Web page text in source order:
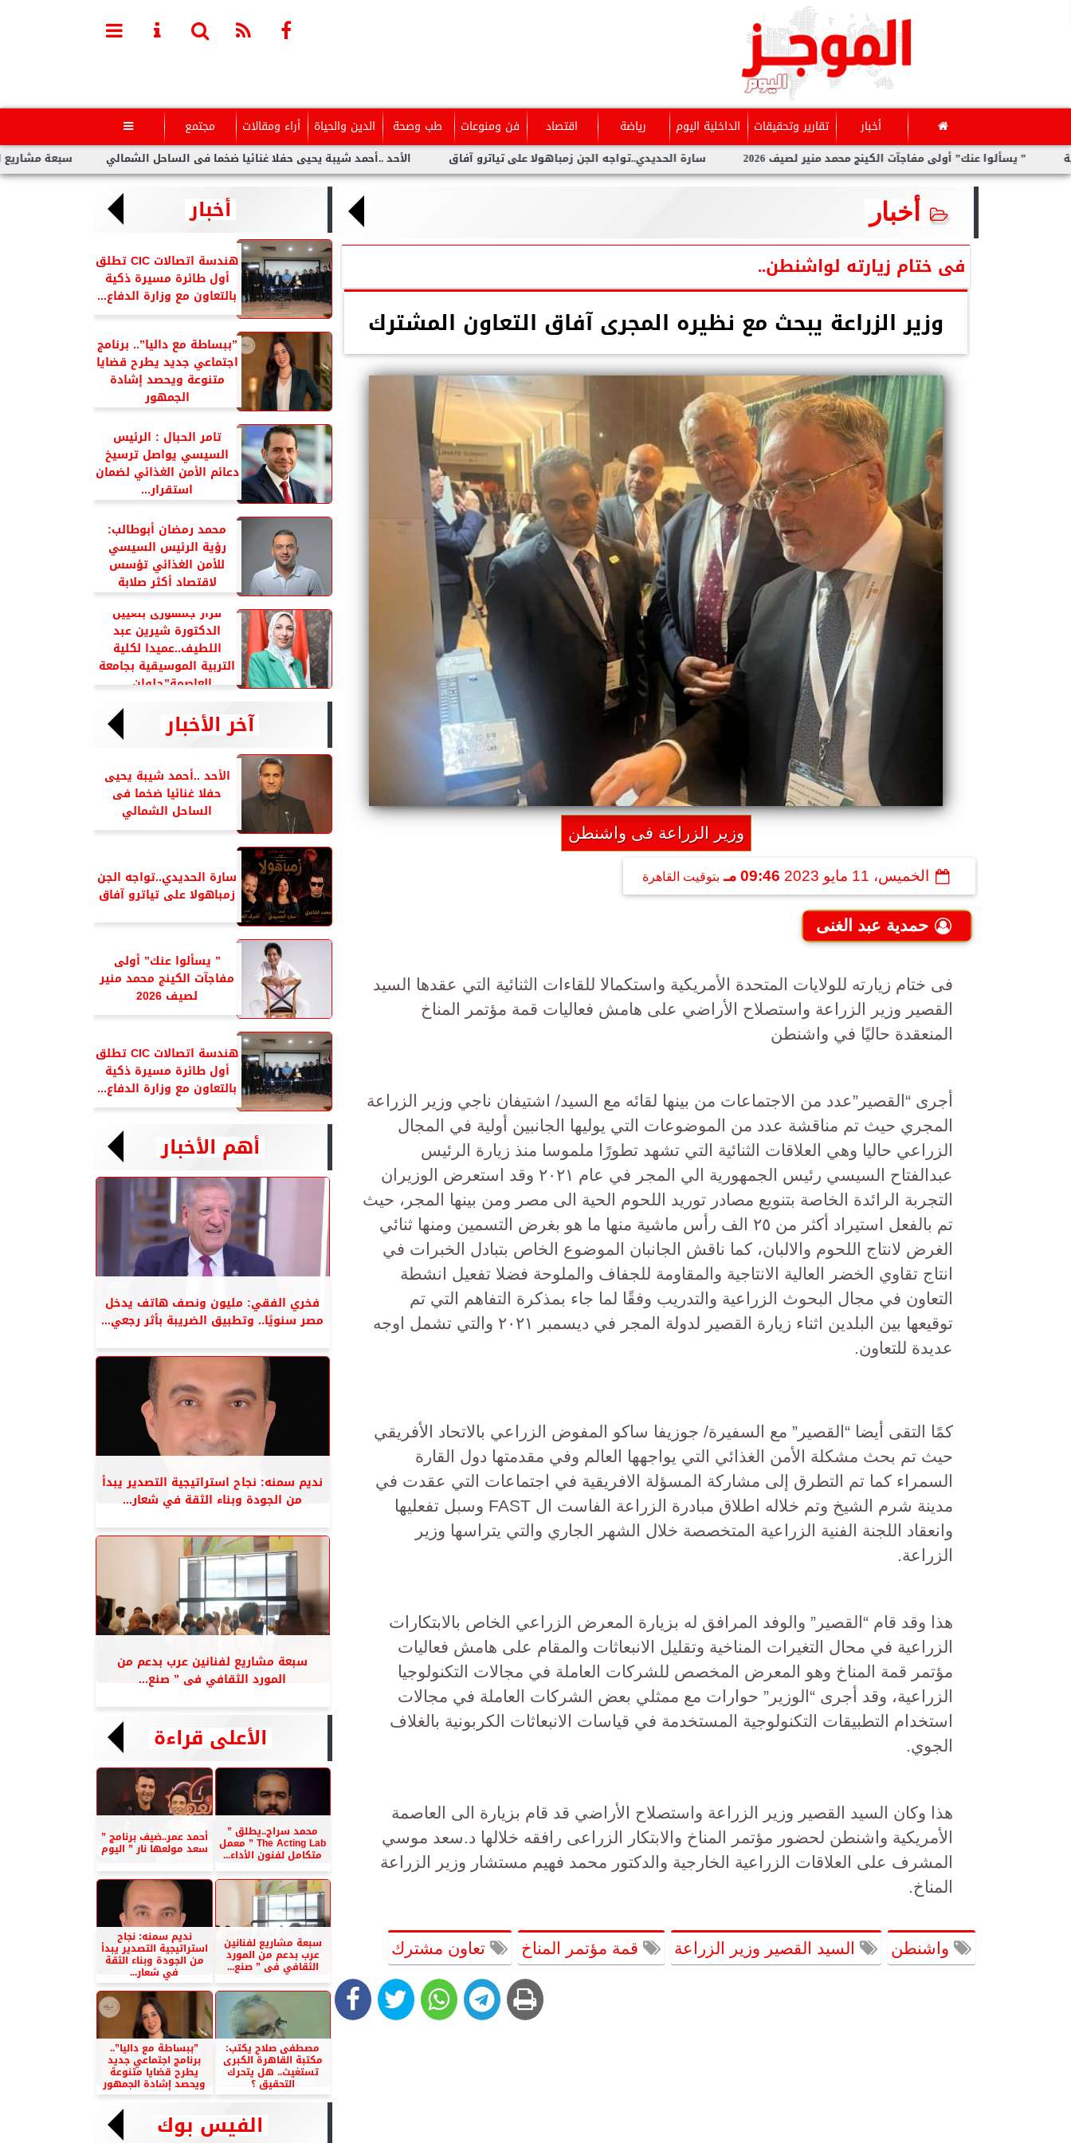
أخبار تقارير وتحقيقات الداخلية اليوم رياضة اقتصاد فن ومنوعات طب وصحة الدين والحياة أراء ومقالات مجتمع 
سبعة مشاريع لفنانين الأحد ..أحمد شيبة يحيى حفلا غنائيا ضخما فى الساحل الشمالي سارة الحديدي..تواجه الجن زمباهولا على تياترو آفاق عنك” أولى مفاجآت الكينج محمد منير لصيف 2026
أخبار
فى ختام زيارته لواشنطن..
وزير الزراعة يبحث مع نظيره المجرى آفاق التعاون المشترك
وزير الزراعة فى واشنطن
الخميس، 11 مايو 2023 09:46 مـ بتوقيت القاهرة
حمدية عبد الغنى
فى ختام زيارته للولايات المتحدة الأمريكية واستكمالا للقاءات الثنائية التي عقدها السيد
القصير وزير الزراعة واستصلاح الأراضي على هامش فعاليات قمة مؤتمر المناخ
المنعقدة حاليًا في واشنطن
أجرى “القصير”عدد من الاجتماعات من بينها لقائه مع السيد/ اشتيفان ناجي وزير الزراعة
المجري حيث تم مناقشة عدد من الموضوعات التي يوليها الجانبين أولية في المجال
الزراعي حاليا وهي العلاقات الثنائية التي تشهد تطورًا ملموسا منذ زيارة الرئيس
عبدالفتاح السيسي رئيس الجمهورية الي المجر في عام ٢٠٢١ وقد استعرض الوزيران
التجربة الرائدة الخاصة بتنويع مصادر توريد اللحوم الحية الى مصر ومن بينها المجر، حيث
تم بالفعل استيراد أكثر من ٢٥ الف رأس ماشية منها ما هو بغرض التسمين ومنها ثنائي
الغرض لانتاج اللحوم والالبان، كما ناقش الجانبان الموضوع الخاص بتبادل الخبرات في
انتاج تقاوي الخضر العالية الانتاجية والمقاومة للجفاف والملوحة فضلا تفعيل انشطة
التعاون في مجال البحوث الزراعية والتدريب وفقًا لما جاء بمذكرة التفاهم التي تم
توقيعها بين البلدين اثناء زيارة القصير لدولة المجر في ديسمبر ٢٠٢١ والتي تشمل اوجه
عديدة للتعاون.
كمًا التقى أيضا “القصير” مع السفيرة/ جوزيفا ساكو المفوض الزراعي بالاتحاد الأفريقي
حيث تم بحث مشكلة الأمن الغذائي التي يواجهها العالم وفي مقدمتها دول القارة
السمراء كما تم التطرق إلى مشاركة المسؤلة الافريقية في اجتماعات التي عقدت في
مدينة شرم الشيخ وتم خلاله اطلاق مبادرة الزراعة الفاست ال FAST وسبل تفعليها
وانعقاد اللجنة الفنية الزراعية المتخصصة خلال الشهر الجاري والتي يتراسها وزير
الزراعة.
هذا وقد قام “القصير” والوفد المرافق له بزيارة المعرض الزراعي الخاص بالابتكارات
الزراعية في محال التغيرات المناخية وتقليل الانبعاثات والمقام على هامش فعاليات
مؤتمر قمة المناخ وهو المعرض المخصص للشركات العاملة في مجالات التكنولوجيا
الزراعية، وقد أجرى “الوزير” حوارات مع ممثلي بعض الشركات العاملة في مجالات
استخدام التطبيقات التكنولوجية المستخدمة في قياسات الانبعاثات الكربونية بالغلاف
الجوي.
هذا وكان السيد القصير وزير الزراعة واستصلاح الأراضي قد قام بزيارة الى العاصمة
الأمريكية واشنطن لحضور مؤتمر المناخ والابتكار الزراعى رافقه خلالها د.سعد موسي
المشرف على العلاقات الزراعية الخارجية والدكتور محمد فهيم مستشار وزير الزراعة
المناخ.
واشنطن السيد القصير وزير الزراعة قمة مؤتمر المناخ تعاون مشترك
أخبار
هندسة اتصالات CIC تطلق
أول طائرة مسيرة ذكية
بالتعاون مع وزارة الدفاع...
”ببساطة مع داليا”.. برنامج
اجتماعي جديد يطرح قضايا
متنوعة ويحصد إشادة
الجمهور
تامر الحبال : الرئيس
السيسي يواصل ترسيخ
دعائم الأمن الغذائي لضمان
استقرار...
محمد رمضان أبوطالب:
رؤية الرئيس السيسي
للأمن الغذائي تؤسس
لاقتصاد أكثر صلابة
قرار جمهورى بتعيين
الدكتورة شيرين عبد
اللطيف..عميدا لكلية
التربية الموسيقية بجامعة
العاصمة”حلوان...
آخر الأخبار
الأحد ..أحمد شيبة يحيى
حفلا غنائيا ضخما فى
الساحل الشمالي
سارة الحديدي..تواجه الجن
زمباهولا على تياترو آفاق
” يسألوا عنك” أولى
مفاجآت الكينج محمد منير
لصيف 2026
هندسة اتصالات CIC تطلق
أول طائرة مسيرة ذكية
بالتعاون مع وزارة الدفاع...
أهم الأخبار
فخري الفقي: مليون ونصف هاتف يدخل
مصر سنويًا.. وتطبيق الضريبة بأثر رجعي...
نديم سمنه: نجاح استراتيجية التصدير يبدأ
من الجودة وبناء الثقة في شعار...
سبعة مشاريع لفنانين عرب بدعم من
المورد الثقافي فى ” صنع...
الأعلى قراءة
محمد سراج..يطلق ”
The Acting Lab ” معمل
متكامل لفنون الأداء...
أحمد عمر..ضيف برنامج ”
سعد مولعها نار ” اليوم
سبعة مشاريع لفنانين
عرب بدعم من المورد
الثقافي فى ” صنع...
نديم سمنه: نجاح
استراتيجية التصدير يبدأ
من الجودة وبناء الثقة
في شعار...
مصطفى صلاح يكتب:
مكتبة القاهرة الكبرى
تستغيث.. هل يتحرك
التحقيق ؟
”ببساطة مع داليا”..
برنامج اجتماعي جديد
يطرح قضايا متنوعة
ويحصد إشادة الجمهور
الفيس بوك